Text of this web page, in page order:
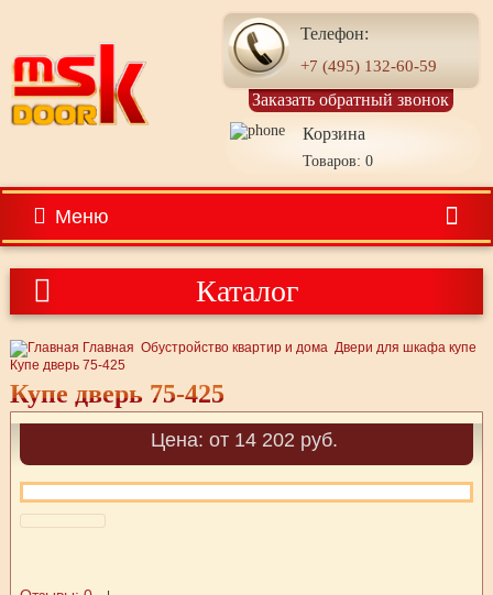
Телефон:
+7 (495) 132-60-59
Заказать обратный звонок
Корзина
Товаров: 0
Меню
Каталог
Главная Обустройство квартир и дома Двери для шкафа купе
Купе дверь 75-425
Купе дверь 75-425
Цена: от 14 202 руб.